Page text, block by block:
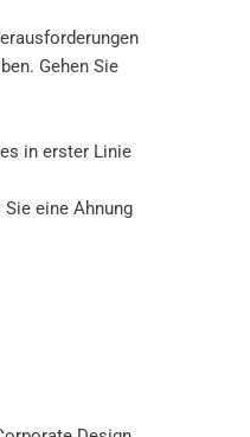
Gehen Sie
in erster Linie
eine Ahnung